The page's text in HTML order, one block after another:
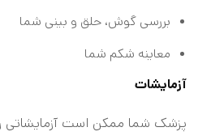
بررسی گوش، حلق و بینی شما
معاینه شکم شما
آزمایشات
پزشک شما ممکن است آزمایشاتی